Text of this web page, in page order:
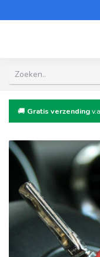
🚚 Gratis verzending